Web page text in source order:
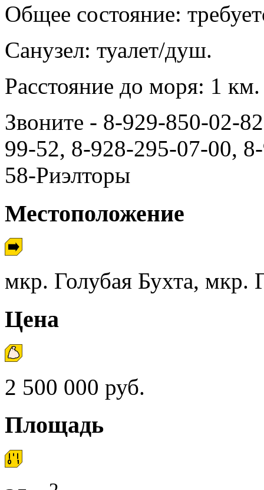
Общее состояние:
Санузел: туалет/душ.
Расстояние до моря: 1 км.
Звоните - 8-929-850-02-
99-52, 8-928-295-07-00,
58-Риэлторы
Местоположение
мкр. Голубая Бухта, мкр.
Цена
2 500 000 руб.
Площадь